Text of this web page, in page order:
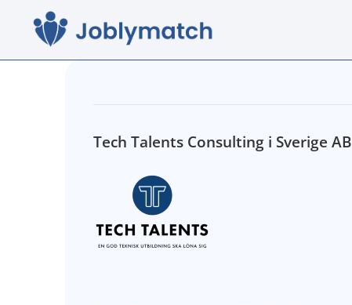
Tech Talents Consulting i Sverige AB